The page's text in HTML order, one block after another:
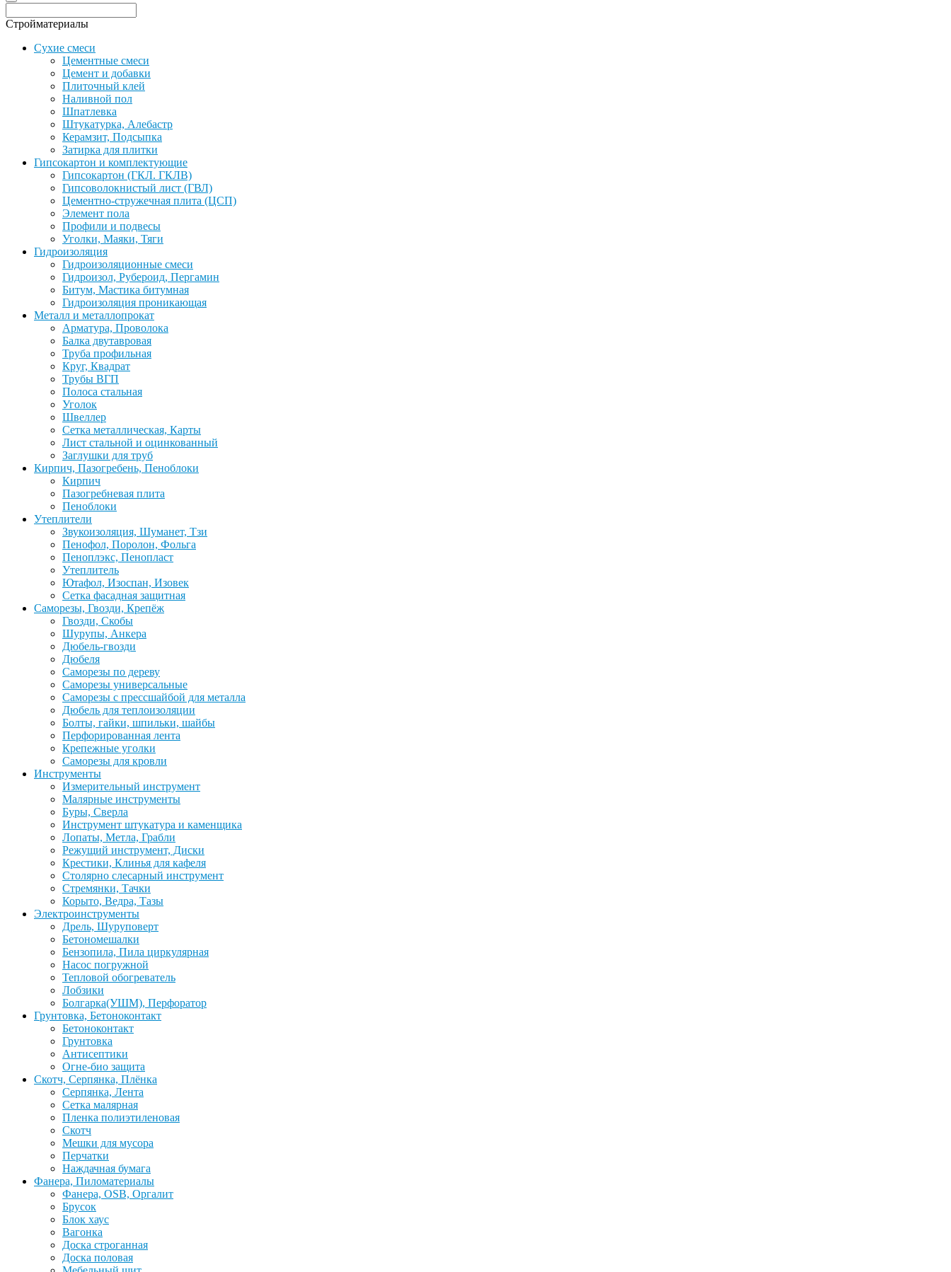
Стройматериалы
Сухие смеси
Цементные смеси
Цемент и добавки
Плиточный клей
Наливной пол
Шпатлевка
Штукатурка, Алебастр
Керамзит, Подсыпка
Затирка для плитки
Гипсокартон и комплектующие
Гипсокартон (ГКЛ. ГКЛВ)
Гипсоволокнистый лист (ГВЛ)
Цементно-стружечная плита (ЦСП)
Элемент пола
Профили и подвесы
Уголки, Маяки, Тяги
Гидроизоляция
Гидроизоляционные смеси
Гидроизол, Рубероид, Пергамин
Битум, Мастика битумная
Гидроизоляция проникающая
Металл и металлопрокат
Арматура, Проволока
Балка двутавровая
Труба профильная
Круг, Квадрат
Трубы ВГП
Полоса стальная
Уголок
Швеллер
Сетка металлическая, Карты
Лист стальной и оцинкованный
Заглушки для труб
Кирпич, Пазогребень, Пеноблоки
Кирпич
Пазогребневая плита
Пеноблоки
Утеплители
Звукоизоляция, Шуманет, Тзи
Пенофол, Поролон, Фольга
Пеноплэкс, Пенопласт
Утеплитель
Ютафол, Изоспан, Изовек
Сетка фасадная защитная
Саморезы, Гвозди, Крепёж
Гвозди, Скобы
Шурупы, Анкера
Дюбель-гвозди
Дюбеля
Саморезы по дереву
Саморезы универсальные
Саморезы с прессшайбой для металла
Дюбель для теплоизоляции
Болты, гайки, шпильки, шайбы
Перфорированная лента
Крепежные уголки
Саморезы для кровли
Инструменты
Измерительный инструмент
Малярные инструменты
Буры, Сверла
Инструмент штукатура и каменщика
Лопаты, Метла, Грабли
Режущий инструмент, Диски
Крестики, Клинья для кафеля
Столярно слесарный инструмент
Стремянки, Тачки
Корыто, Ведра, Тазы
Электроинструменты
Дрель, Шуруповерт
Бетономешалки
Бензопила, Пила циркулярная
Насос погружной
Тепловой обогреватель
Лобзики
Болгарка(УШМ), Перфоратор
Грунтовка, Бетоноконтакт
Бетоноконтакт
Грунтовка
Антисептики
Огне-био защита
Скотч, Серпянка, Плёнка
Серпянка, Лента
Сетка малярная
Пленка полиэтиленовая
Скотч
Мешки для мусора
Перчатки
Наждачная бумага
Фанера, Пиломатериалы
Фанера, OSB, Оргалит
Брусок
Блок хаус
Вагонка
Доска строганная
Доска половая